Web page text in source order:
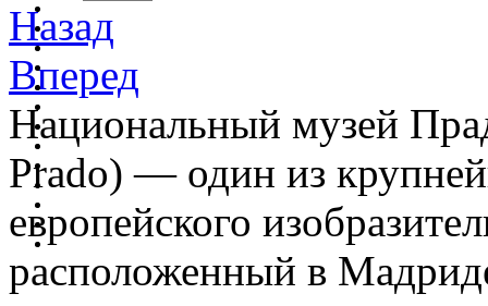
Назад
Вперед
Национальный музей
Prado) — один из
европейского
расположенный в